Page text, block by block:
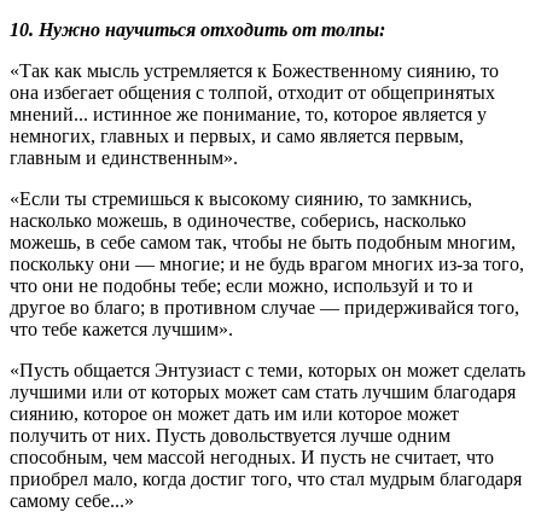
10. Нужно научиться отходить от толпы:
«Так как мысль устремляется к Божественному сиянию, то
она избегает общения с толпой, отходит от общепринятых
мнений... истинное же понимание, то, которое является у
немногих, главных и первых, и само является первым,
главным и единственным».
«Если ты стремишься к высокому сиянию, то замкнись,
насколько можешь, в одиночестве, соберись, насколько
можешь, в себе самом так, чтобы не быть подобным многим,
поскольку они — многие; и не будь врагом многих из-за того,
что они не подобны тебе; если можно, используй и то и
другое во благо; в противном случае — придерживайся того,
что тебе кажется лучшим».
«Пусть общается Энтузиаст с теми, которых он может сделать
лучшими или от которых может сам стать лучшим благодаря
сиянию, которое он может дать им или которое может
получить от них. Пусть довольствуется лучше одним
способным, чем массой негодных. И пусть не считает, что
приобрел мало, когда достиг того, что стал мудрым благодаря
самому себе...»